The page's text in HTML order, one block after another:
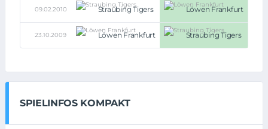
09.02.2010 Straubing Tigers Löwen Frankfurt
23.10.2009 Löwen Frankfurt Straubing Tigers
SPIELINFOS KOMPAKT